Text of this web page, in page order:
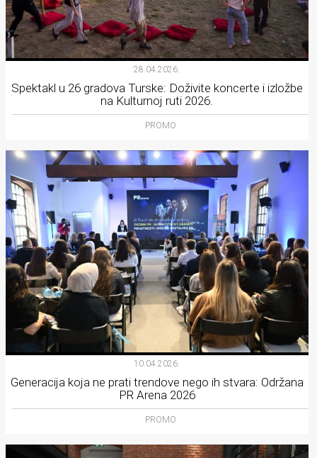
28.04.2026.
Spektakl u 26 gradova Turske: Doživite koncerte i izložbe
na Kulturnoj ruti 2026.
PROMO
10.04.2026.
Generacija koja ne prati trendove nego ih stvara: Održana
PR Arena 2026
PROMO